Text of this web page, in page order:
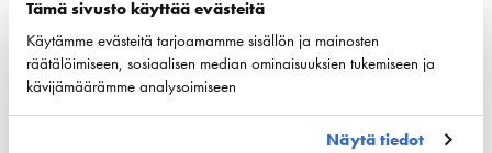
Tämä sivusto käyttää evästeitä
Käytämme evästeitä tarjoamamme sisällön ja mainosten
räätälöimiseen, sosiaalisen median ominaisuuksien tukemiseen ja
kävijämäärämme analysoimiseen
Näytä tiedot
Helsinkiin vahvistamaan meriliikenteen resilienssiä
24. kesäkuuta 2026 - Suomen Varustamot Ry
800 kesätyöntekijää aloittelee parhaillaan Viking
Linen laivoilla – moni heistä löytää uran